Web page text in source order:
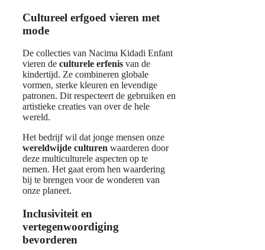
Cultureel erfgoed vieren met
mode
De collecties van Nacima Kidadi Enfant
vieren de culturele erfenis van de
kindertijd. Ze combineren globale
vormen, sterke kleuren en levendige
patronen. Dit respecteert de gebruiken en
artistieke creaties van over de hele
wereld.
Het bedrijf wil dat jonge mensen onze
wereldwijde culturen waarderen door
deze multiculturele aspecten op te
nemen. Het gaat erom hen waardering
bij te brengen voor de wonderen van
onze planeet.
Inclusiviteit en
vertegenwoordiging
bevorderen